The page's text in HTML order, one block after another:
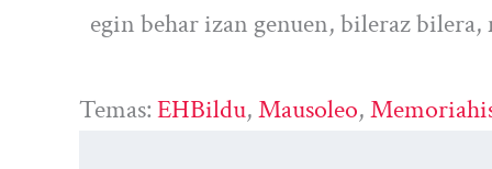
egin behar izan genuen, bileraz
Temas:EHBildu, Mausoleo,